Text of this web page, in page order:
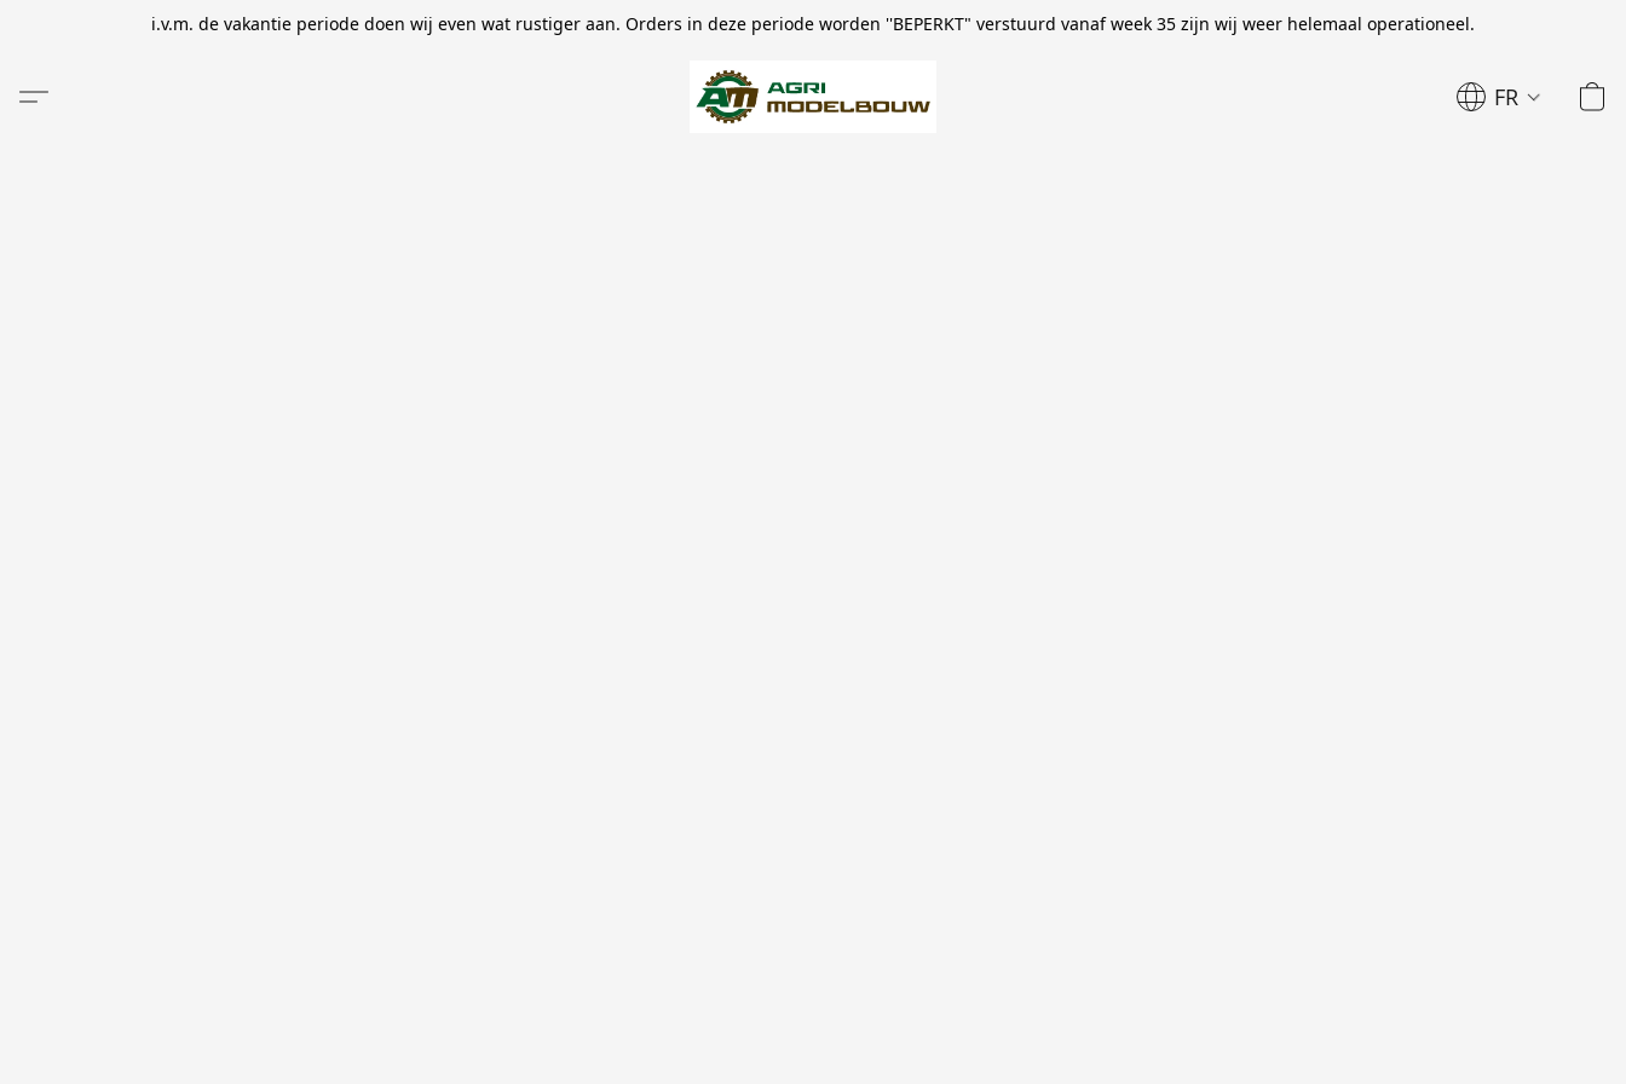
i.v.m. de vakantie periode doen wij even wat rustiger aan. Orders in deze periode worden ''BEPERKT" verstuurd vanaf week 35 zijn wij weer helemaal operationeel.
FR